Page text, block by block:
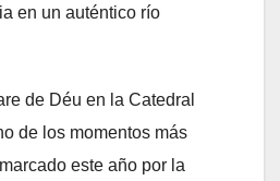
en un auténtico río
de Déu en la Catedral
de los momentos más
este año por la